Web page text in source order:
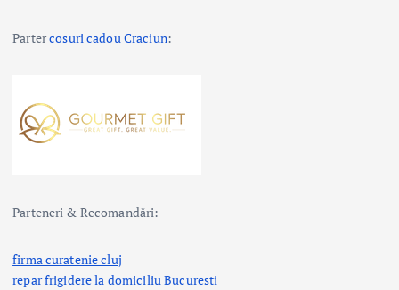
Partercosuri cadou Craciun:
Parteneri & Recomandări:
firma curatenie cluj
repar frigidere la domiciliu Bucuresti